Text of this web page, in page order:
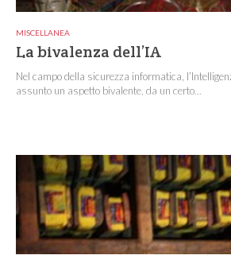
MISCELLANEA
La bivalenza dell’IA
Nel campo della sicurezza informatica,
assunto un aspetto bivalente, da un certo...